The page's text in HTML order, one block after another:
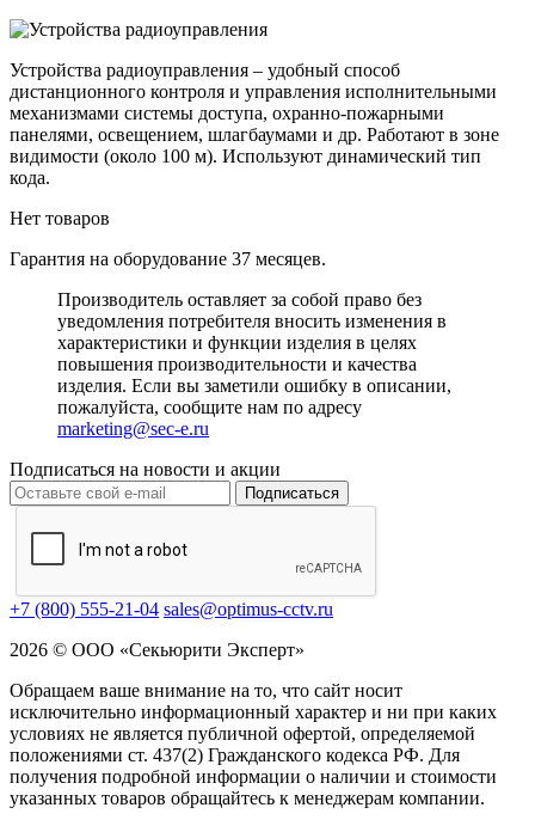
Устройства радиоуправления – удобный способ
дистанционного контроля и управления исполнительными
механизмами системы доступа, охранно-пожарными
панелями, освещением, шлагбаумами и др. Работают в зоне
видимости (около 100 м). Используют динамический тип
кода.
Нет товаров
Гарантия на оборудование 37 месяцев.
Производитель оставляет за собой право без
уведомления потребителя вносить изменения в
характеристики и функции изделия в целях
повышения производительности и качества
изделия. Если вы заметили ошибку в описании,
пожалуйста, сообщите нам по адресу
marketing@sec-e.ru
Подписаться на новости и акции
Подписаться
+7 (800) 555-21-04 sales@optimus-cctv.ru
2026 © ООО «Секьюрити Эксперт»
Обращаем ваше внимание на то, что сайт носит
исключительно информационный характер и ни при каких
условиях не является публичной офертой, определяемой
положениями ст. 437(2) Гражданского кодекса РФ. Для
получения подробной информации о наличии и стоимости
указанных товаров обращайтесь к менеджерам компании.